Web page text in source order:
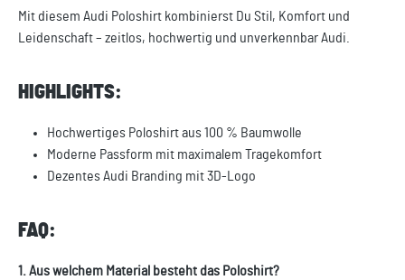
Mit diesem Audi Poloshirt kombinierst Du Stil, Komfort und
Leidenschaft – zeitlos, hochwertig und unverkennbar Audi.
HIGHLIGHTS:
Hochwertiges Poloshirt aus 100 % Baumwolle
Moderne Passform mit maximalem Tragekomfort
Dezentes Audi Branding mit 3D-Logo
FAQ:
1. Aus welchem Material besteht das Poloshirt?